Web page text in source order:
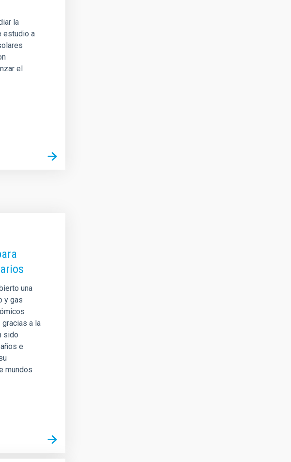
la
estudio a
el
una
y gas
a la
sido
e
mundos